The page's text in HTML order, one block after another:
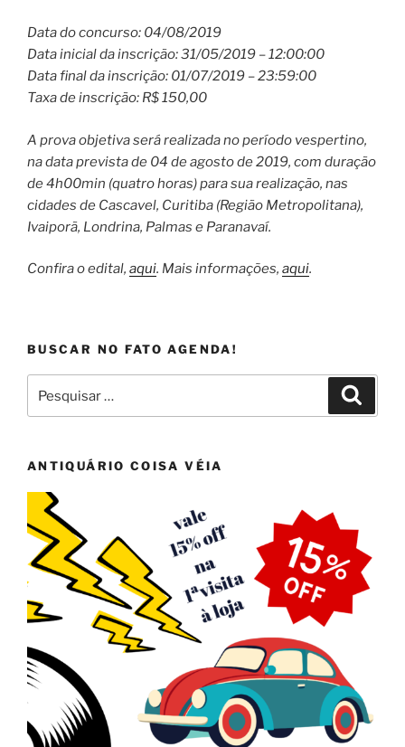
Data do concurso: 04/08/2019
Data inicial da inscrição: 31/05/2019 – 12:00:00
Data final da inscrição: 01/07/2019 – 23:59:00
Taxa de inscrição: R$ 150,00
A prova objetiva será realizada no período vespertino,
na data prevista de 04 de agosto de 2019, com duração
de 4h00min (quatro horas) para sua realização, nas
cidades de Cascavel, Curitiba (Região Metropolitana),
Ivaiporã, Londrina, Palmas e Paranavaí.
Confira o edital, aqui. Mais informações, aqui.
BUSCAR NO FATO AGENDA!
por:
ANTIQUÁRIO COISA VÉIA